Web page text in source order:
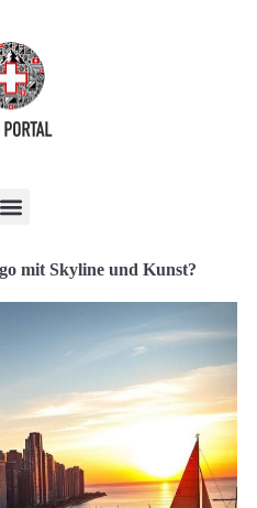
mit Skyline und Kunst?